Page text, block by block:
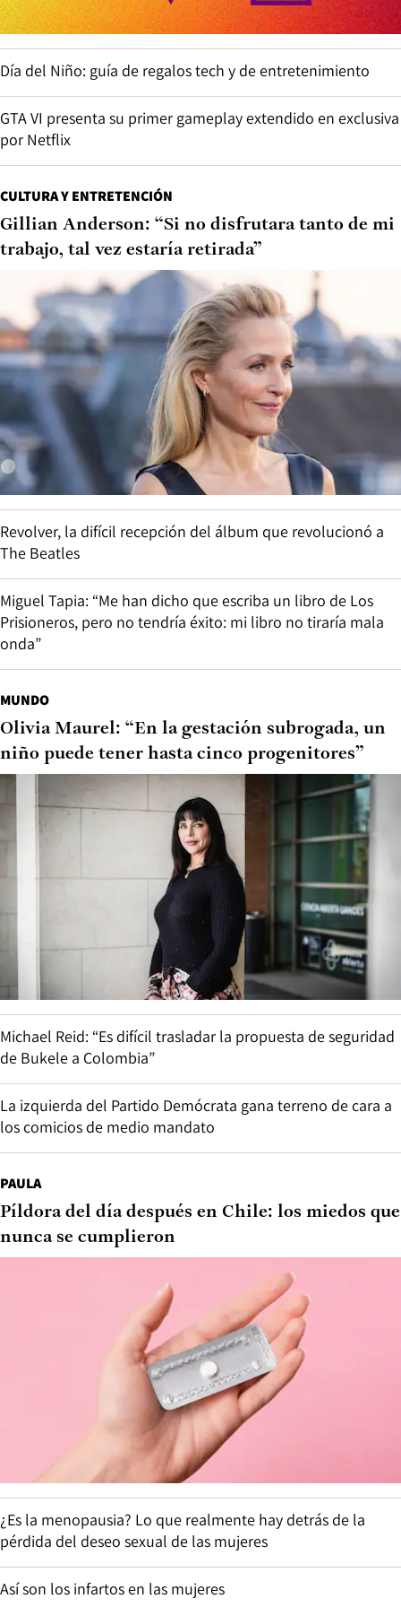
Día del Niño: guía de regalos tech y de entretenimiento
GTA VI presenta su primer gameplay extendido en exclusiva
por Netflix
CULTURA Y ENTRETENCIÓN
Gillian Anderson: “Si no disfrutara tanto de mi
trabajo, tal vez estaría retirada”
Revolver, la difícil recepción del álbum que revolucionó a
The Beatles
Miguel Tapia: “Me han dicho que escriba un libro de Los
Prisioneros, pero no tendría éxito: mi libro no tiraría mala
onda”
MUNDO
Olivia Maurel: “En la gestación subrogada, un
niño puede tener hasta cinco progenitores”
Michael Reid: “Es difícil trasladar la propuesta de seguridad
de Bukele a Colombia”
La izquierda del Partido Demócrata gana terreno de cara a
los comicios de medio mandato
PAULA
Píldora del día después en Chile: los miedos que
nunca se cumplieron
¿Es la menopausia? Lo que realmente hay detrás de la
pérdida del deseo sexual de las mujeres
Así son los infartos en las mujeres